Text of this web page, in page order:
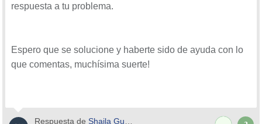
respuesta a tu problema.
Espero que se solucione y haberte sido de ayuda con lo
que comentas, muchísima suerte!
Respuesta de Shaila Guzmán